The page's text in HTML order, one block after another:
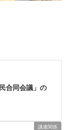
合同会議」の
議連関係